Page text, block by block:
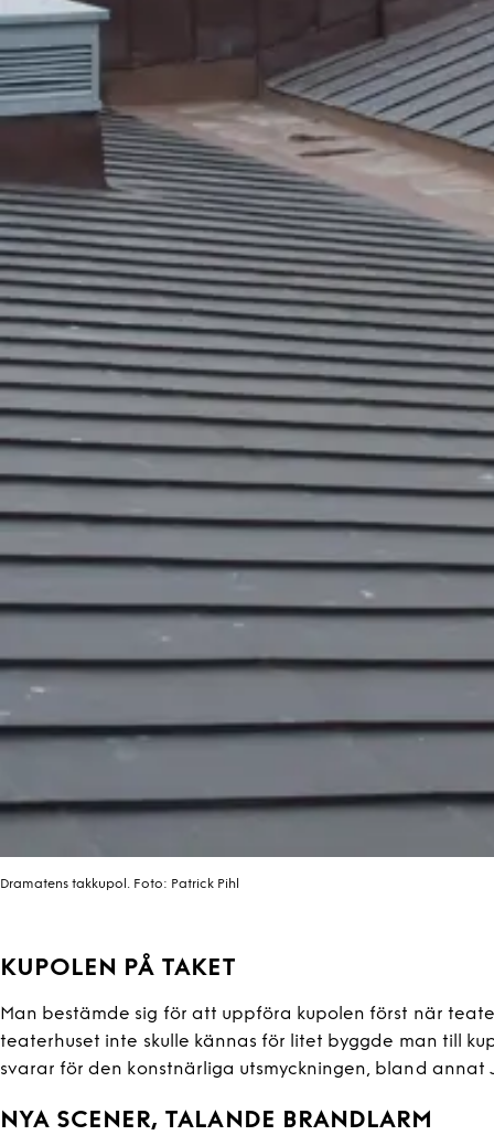
Dramatens takkupol. Foto: Patrick Pihl
KUPOLEN PÅ TAKET
Man bestämde sig för att uppföra kupolen först när
teaterhuset inte skulle kännas för litet byggde man till
svarar för den konstnärliga utsmyckningen, bland annat
NYA SCENER, TALANDE BRANDLARM